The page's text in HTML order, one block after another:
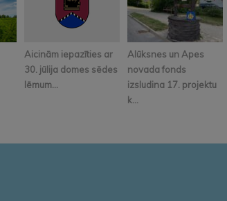
Aicinām iepazīties ar
30. jūlija domes sēdes
lēmum...
Alūksnes un Apes
novada fonds
izsludina 17. projektu
k...